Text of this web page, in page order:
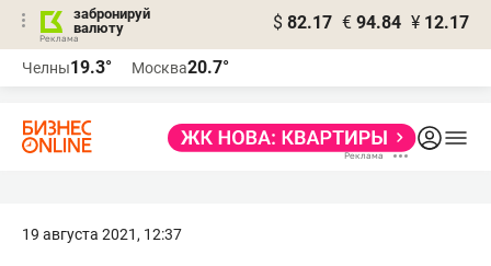
забронируй
валюту
$ 82.17 € 94.84 ¥ 12.17
Челны19.3° Москва20.7°
19 августа 2021, 12:37